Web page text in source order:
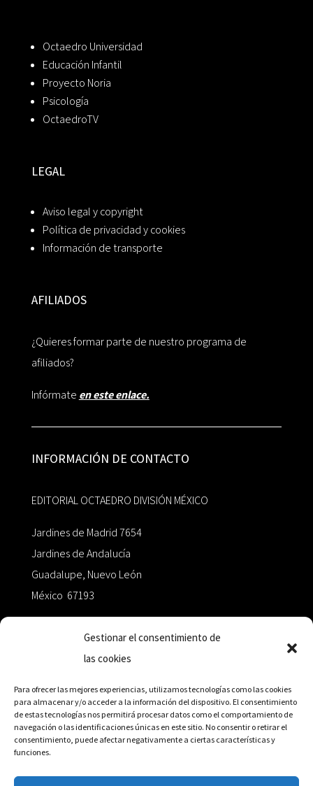
Gestionar el consentimiento de
las cookies
Para ofrecer las mejores experiencias, utilizamos tecnologías como las cookies
para almacenar y/o acceder a la información del dispositivo. El consentimiento
de estas tecnologías nos permitirá procesar datos como el comportamiento de
navegación o las identificaciones únicas en este sitio. No consentir o retirar el
consentimiento, puede afectar negativamente a ciertas características y
funciones.
Octaedro Universidad
Educación Infantil
Proyecto Noria
Psicología
OctaedroTV
LEGAL
Aviso legal y copyright
Política de privacidad y cookies
Información de transporte
AFILIADOS
¿Quieres formar parte de nuestro programa de
afiliados?
Infórmate en este enlace.
INFORMACIÓN DE CONTACTO
EDITORIAL OCTAEDRO DIVISIÓN MÉXICO
Jardines de Madrid 7654
Jardines de Andalucía
Guadalupe, Nuevo León
México 67193
+52 811.499.5638
RED DE DISTRIBUCIÓN
Distribuidores en México y Octaedro internacional